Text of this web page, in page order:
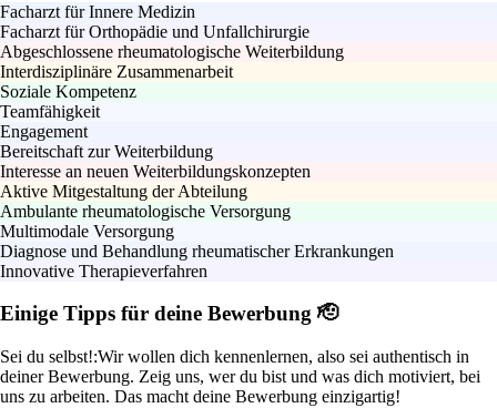
Facharzt für Innere Medizin
Facharzt für Orthopädie und Unfallchirurgie
Abgeschlossene rheumatologische Weiterbildung
Interdisziplinäre Zusammenarbeit
Soziale Kompetenz
Teamfähigkeit
Engagement
Bereitschaft zur Weiterbildung
Interesse an neuen Weiterbildungskonzepten
Aktive Mitgestaltung der Abteilung
Ambulante rheumatologische Versorgung
Multimodale Versorgung
Diagnose und Behandlung rheumatischer Erkrankungen
Innovative Therapieverfahren
Einige Tipps für deine Bewerbung 🫡
Sei du selbst!:Wir wollen dich kennenlernen, also sei authentisch in
deiner Bewerbung. Zeig uns, wer du bist und was dich motiviert, bei
uns zu arbeiten. Das macht deine Bewerbung einzigartig!